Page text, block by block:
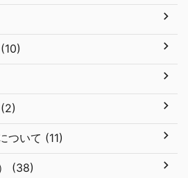
ついて (11)
(38)